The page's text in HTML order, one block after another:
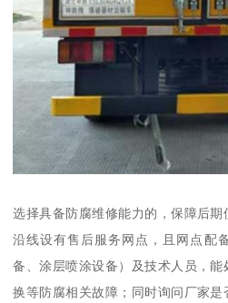
选择具备防腐维修能力的，保障后
沿线设有售后服务网点，且网点配
备、涂层喷涂设备）及技术人员，
换等防腐相关故障；同时询问厂家